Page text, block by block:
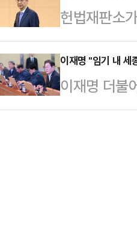
에서 선거사
소식 개…
것이라는 우
미국 대통령
가운데 파월
은 ‘상호관
한 반면 중
헌법재판소
보자 2명(이
을 받아들이
'한덕수 차
영 대선 후
이재명 "임기 내
이재명 더불
21대 대선을